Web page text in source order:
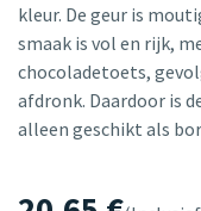
kleur. De geur is
smaak is vol en rijk,
chocoladetoets,
afdronk. Daardoor is
alleen geschikt als